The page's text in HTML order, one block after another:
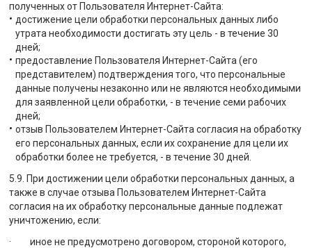
полученных от Пользователя Интернет-Сайта:
достижение цели обработки персональных данных либо
утрата необходимости достигать эту цель - в течение 30
дней;
предоставление Пользователя Интернет-Сайта (его
представителем) подтверждения того, что персональные
данные получены незаконно или не являются необходимыми
для заявленной цели обработки, - в течение семи рабочих
дней;
отзыв Пользователем Интернет-Сайта согласия на обработку
его персональных данных, если их сохранение для цели их
обработки более не требуется, - в течение 30 дней.
5.9. При достижении цели обработки персональных данных, а
также в случае отзыва Пользователем Интернет-Сайта
согласия на их обработку персональные данные подлежат
уничтожению, если:
· иное не предусмотрено договором, стороной которого,